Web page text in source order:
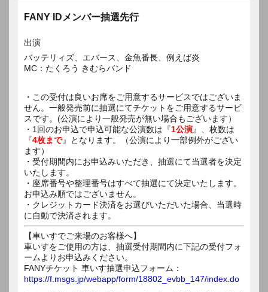
FANY IDメンバー抽選先行
出演
バッテリィズ、エバース、金魚番長、例えば炎
MC：たくろう きむらバンド
・この受付は良いお席をご用意するサービスではございま
せん。一般発売前に抽選にてチケットをご用意するサービ
スです。(公演により一般発売が無い場合もございます）
・1回のお申込で申込可能な公演数は『1公演』、枚数は
『4枚まで』となります。（公演により一部例外がござい
ます）
・受付期間内にお申込みいただき、抽選にて当選者を決定
いたします。
・座席番号や整理番号はすべて抽選にて決定いたします。
お申込み順ではございません。
・クレジットカード決済をお選びいただいた場合、当選時
に自動で決済されます。
【車いすでご来場のお客様へ】
車いすをご使用の方は、抽選受付期間内に下記の受付フォ
ームよりお申込みください。
FANYチケット 車いす抽選申込フォーム：
https://f.msgs.jp/webapp/form/18802_evbb_147/index.do